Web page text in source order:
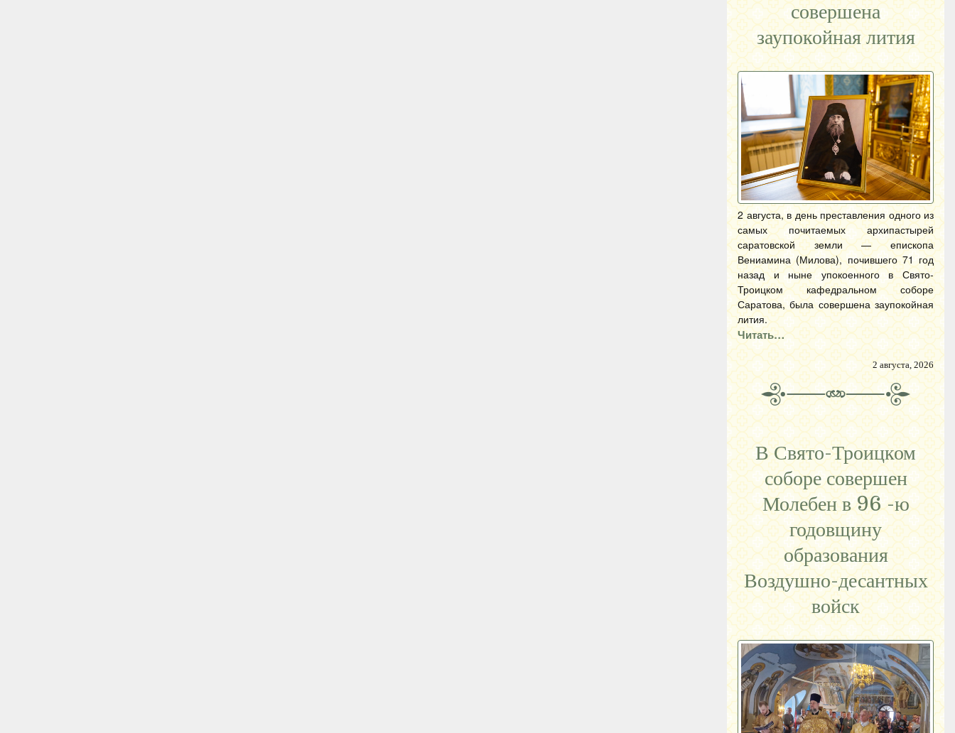
совершена
заупокойная лития
2 августа, в день преставления одного из
самых почитаемых архипастырей
саратовской земли — епископа
Вениамина (Милова), почившего 71 год
назад и ныне упокоенного в Свято-
Троицком кафедральном соборе
Саратова, была совершена заупокойная
лития.
Читать…
2 августа, 2026
В Свято-Троицком
соборе совершен
Молебен в 96 -ю
годовщину
образования
Воздушно-десантных
войск